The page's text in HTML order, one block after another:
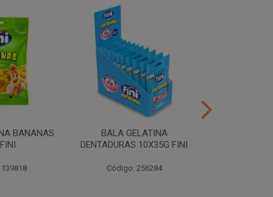
BANANAS
BALA GELATINA
DENTADURAS 10X35G FINI
Código: 256284